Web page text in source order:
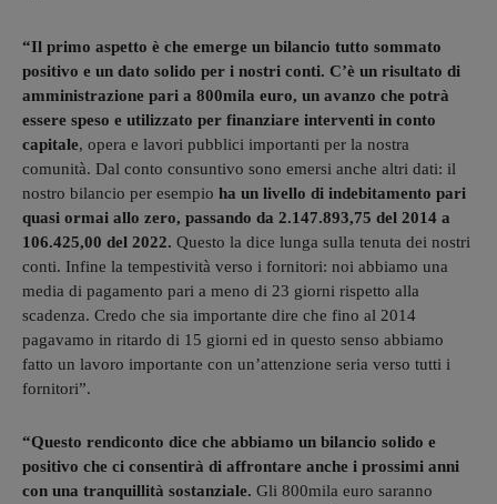
“Il primo aspetto è che emerge un bilancio tutto sommato
positivo e un dato solido per i nostri conti. C’è un risultato di
amministrazione pari a 800mila euro, un avanzo che potrà
essere speso e utilizzato per finanziare interventi in conto
capitale, opera e lavori pubblici importanti per la nostra
comunità. Dal conto consuntivo sono emersi anche altri dati: il
nostro bilancio per esempio ha un livello di indebitamento pari
quasi ormai allo zero, passando da 2.147.893,75 del 2014 a
106.425,00 del 2022. Questo la dice lunga sulla tenuta dei nostri
conti. Infine la tempestività verso i fornitori: noi abbiamo una
media di pagamento pari a meno di 23 giorni rispetto alla
scadenza. Credo che sia importante dire che fino al 2014
pagavamo in ritardo di 15 giorni ed in questo senso abbiamo
fatto un lavoro importante con un’attenzione seria verso tutti i
fornitori”.
“Questo rendiconto dice che abbiamo un bilancio solido e
positivo che ci consentirà di affrontare anche i prossimi anni
con una tranquillità sostanziale. Gli 800mila euro saranno